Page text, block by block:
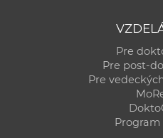
Pre
Pre post-
Pre